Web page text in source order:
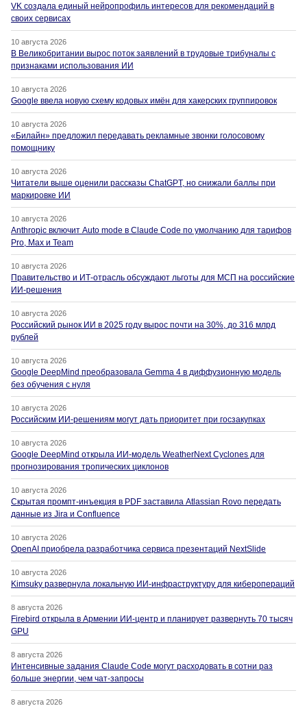
VK создала единый нейропрофиль интересов для рекомендаций в
своих сервисах
10 августа 2026
В Великобритании вырос поток заявлений в трудовые трибуналы с
признаками использования ИИ
10 августа 2026
Google ввела новую схему кодовых имён для хакерских группировок
10 августа 2026
«Билайн» предложил передавать рекламные звонки голосовому
помощнику
10 августа 2026
Читатели выше оценили рассказы ChatGPT, но снижали баллы при
маркировке ИИ
10 августа 2026
Anthropic включит Auto mode в Claude Code по умолчанию для тарифов
Pro, Max и Team
10 августа 2026
Правительство и ИТ-отрасль обсуждают льготы для МСП на российские
ИИ-решения
10 августа 2026
Российский рынок ИИ в 2025 году вырос почти на 30%, до 316 млрд
рублей
10 августа 2026
Google DeepMind преобразовала Gemma 4 в диффузионную модель
без обучения с нуля
10 августа 2026
Российским ИИ-решениям могут дать приоритет при госзакупках
10 августа 2026
Google DeepMind открыла ИИ-модель WeatherNext Cyclones для
прогнозирования тропических циклонов
10 августа 2026
Скрытая промпт-инъекция в PDF заставила Atlassian Rovo передать
данные из Jira и Confluence
10 августа 2026
OpenAI приобрела разработчика сервиса презентаций NextSlide
10 августа 2026
Kimsuky развернула локальную ИИ-инфраструктуру для киберопераций
8 августа 2026
Firebird открыла в Армении ИИ-центр и планирует развернуть 70 тысяч
GPU
8 августа 2026
Интенсивные задания Claude Code могут расходовать в сотни раз
больше энергии, чем чат-запросы
8 августа 2026